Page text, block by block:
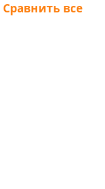
Сравнить все